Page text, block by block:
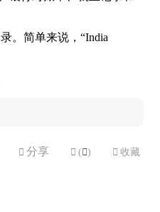
。简单来说，“India
 分享  ( )  收藏